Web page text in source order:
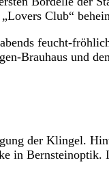
Club“
feucht-
Brauhaus und
der Klingel.
in Bernsteinoptik.